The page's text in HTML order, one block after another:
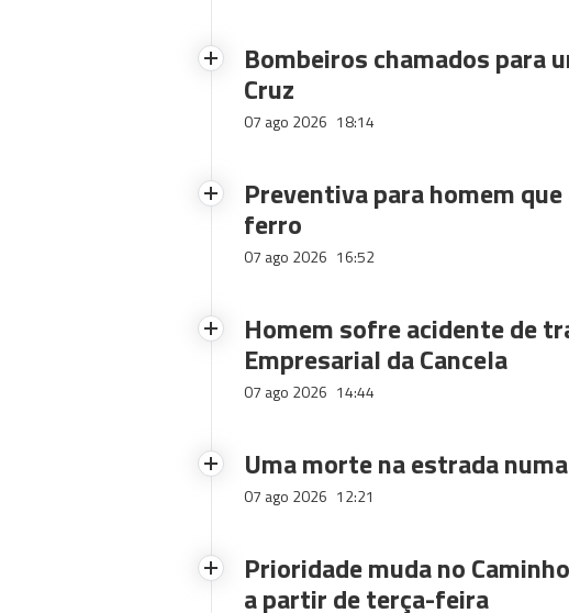
Bombeiros chamados para
Cruz
07 ago 2026 18:14
Preventiva para homem
ferro
07 ago 2026 16:52
Homem sofre acidente de
Empresarial da Cancela
07 ago 2026 14:44
Uma morte na estrada
07 ago 2026 12:21
Prioridade muda no
a partir de terça-feira